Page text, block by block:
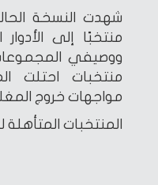
منتخبًا إلى
منتخبات احتلت
مواجهات خروج
المنتخبات المتأهلة